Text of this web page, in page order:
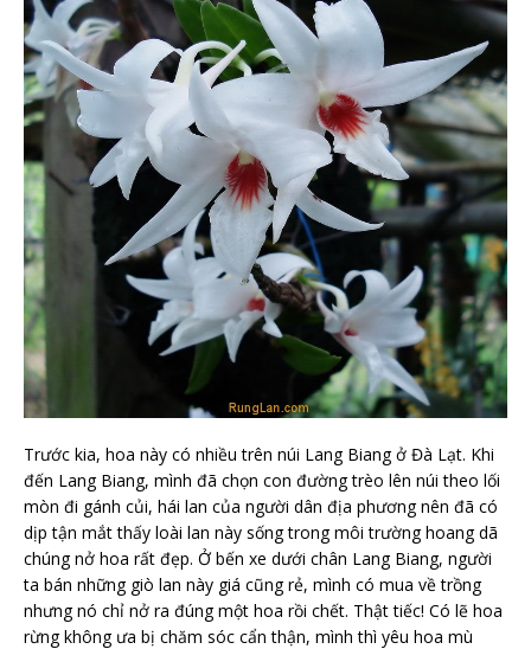
Trước kia, hoa này có nhiều trên núi Lang Biang ở Đà Lạt. Khi
đến Lang Biang, mình đã chọn con đường trèo lên núi theo lối
mòn đi gánh củi, hái lan của người dân địa phương nên đã có
dịp tận mắt thấy loài lan này sống trong môi trường hoang dã
chúng nở hoa rất đẹp. Ở bến xe dưới chân Lang Biang, người
ta bán những giò lan này giá cũng rẻ, mình có mua về trồng
nhưng nó chỉ nở ra đúng một hoa rồi chết. Thật tiếc! Có lẽ hoa
rừng không ưa bị chăm sóc cẩn thận, mình thì yêu hoa mù